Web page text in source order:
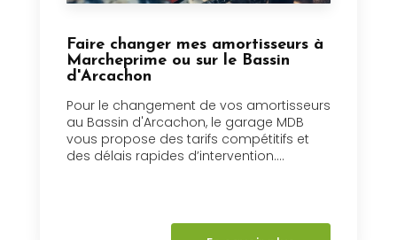
Faire changer mes amortisseurs à
Marcheprime ou sur le Bassin
d'Arcachon
Pour le changement de vos amortisseurs
au Bassin d'Arcachon, le garage MDB
vous propose des tarifs compétitifs et
des délais rapides d’intervention....